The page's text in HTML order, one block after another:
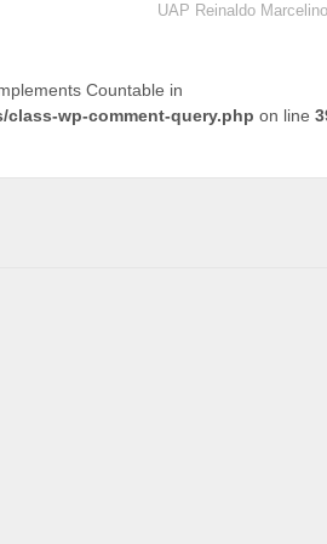
UAP Reinaldo
Countable in
wp-comment-query.php on line